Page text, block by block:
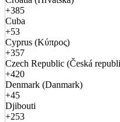
+385
Cuba
+53
Cyprus (Κύπρος)
+357
Czech Republic (Česká
+420
Denmark (Danmark)
+45
Djibouti
+253